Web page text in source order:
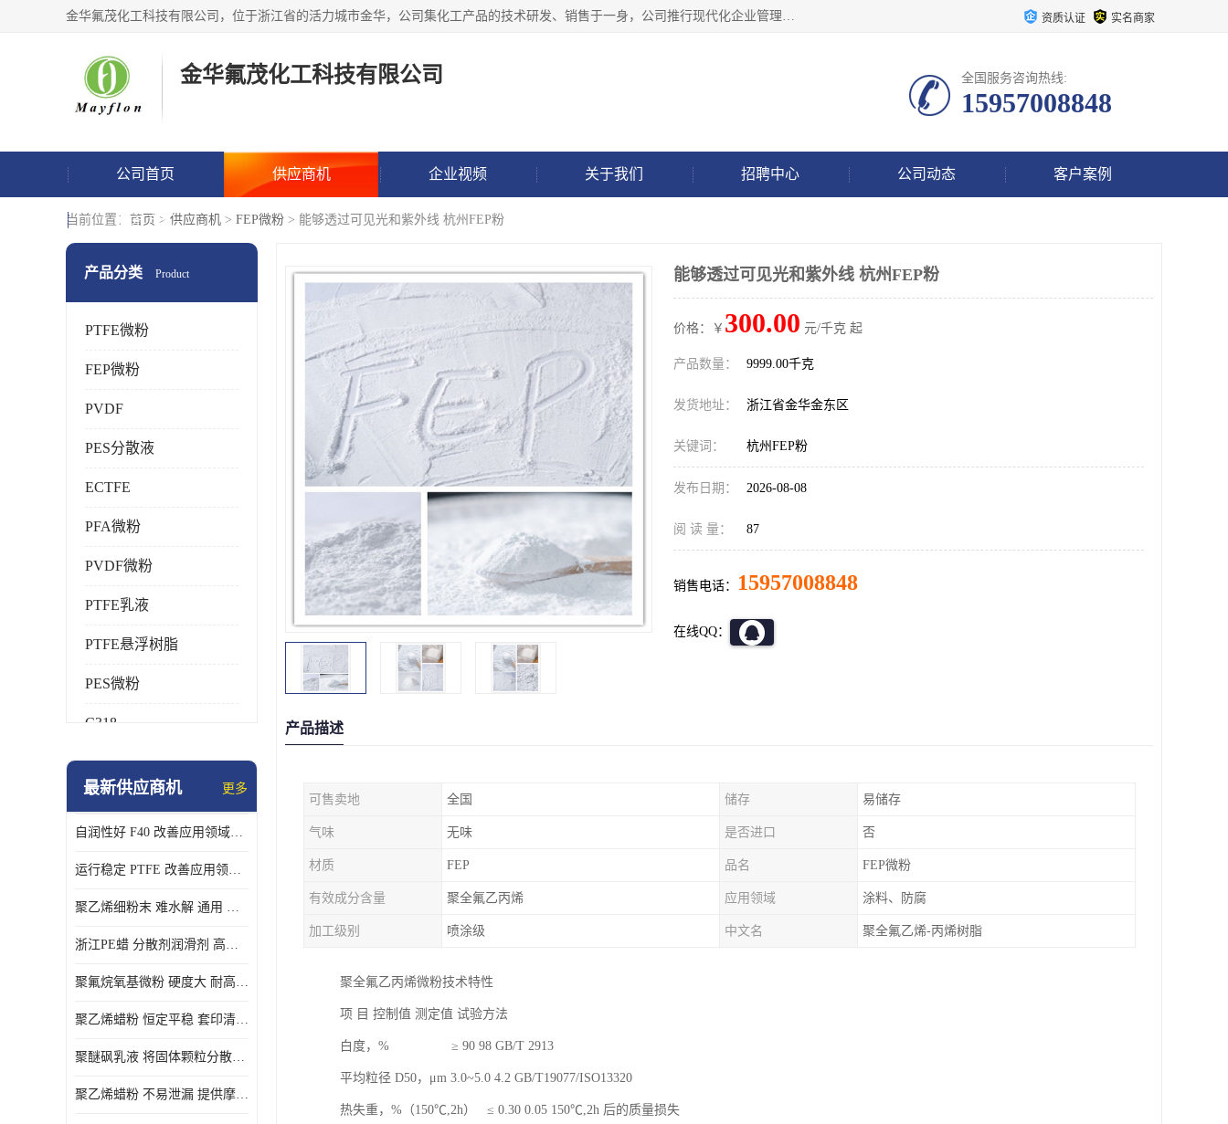
金华氟茂化工科技有限公司，位于浙江省的活力城市金华，公司集化工产品的技术研发、销售于一身，公司推行现代化企业管理理念，公司成立以来吸引了一批技术、业务、能力良好的科技人才，为多种产品的推广流通搭建良好的服务平台。我公司主要经营产品包括：PTFE微粉、FEP微粉、ECTFE、PES微粉等，这些产品由于具有、耐腐蚀、耐高温等性能而广泛应用于许多领域。 资质认证 实名商家
金华氟茂化工科技有限公司 全国服务咨询热线:
15957008848
公司首页 供应商机 企业视频 关于我们 招聘中心 公司动态 客户案例
联系方式
当前位置： 首页 > 供应商机 > FEP微粉 > 能够透过可见光和紫外线 杭州FEP粉
产品分类 Product
PTFE微粉
FEP微粉
PVDF
PES分散液
ECTFE
PFA微粉
PVDF微粉
PTFE乳液
PTFE悬浮树脂
PES微粉
C318
HFP
PE蜡粉
PE改性蜡粉
最新供应商机 更多
自润性好 F40 改善应用领域的耐热性 滑润性
运行稳定 PTFE 改善应用领域的耐热性 滑润性
聚乙烯细粉末 难水解 通用 氟茂
浙江PE蜡 分散剂润滑剂 高低熔点
聚氟烷氧基微粉 硬度大 耐高温性能好 良好的不粘性 功能性涂料
聚乙烯蜡粉 恒定平稳 套印清漆 无毒
聚醚砜乳液 将固体颗粒分散均匀 高分子聚合物 新的纳米涂层材料
聚乙烯蜡粉 不易泄漏 提供摩擦减少和润滑性能
能够透过可见光和紫外线 杭州FEP粉
价格：￥ 300.00 元/千克 起
产品数量： 9999.00千克
发货地址： 浙江省金华金东区
关键词： 杭州FEP粉
发布日期： 2026-08-08
阅 读 量： 87
销售电话： 15957008848
在线QQ：
产品描述
可售卖地 全国 储存 易储存
气味 无味 是否进口 否
材质 FEP 品名 FEP微粉
有效成分含量 聚全氟乙丙烯 应用领域 涂料、防腐
加工级别 喷涂级 中文名 聚全氟乙烯-丙烯树脂
聚全氟乙丙烯微粉技术特性
项 目 控制值 测定值 试验方法
白度，% ≥ 90 98 GB/T 2913
平均粒径 D50，μm 3.0~5.0 4.2 GB/T19077/ISO13320
热失重，%（150℃,2h） ≤ 0.30 0.05 150℃,2h 后的质量损失